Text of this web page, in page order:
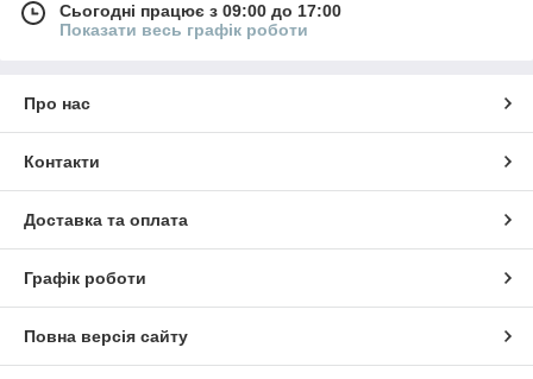
Сьогодні працює з 09:00 до 17:00
Показати весь графік роботи
Про нас
Контакти
Доставка та оплата
Графік роботи
Повна версія сайту